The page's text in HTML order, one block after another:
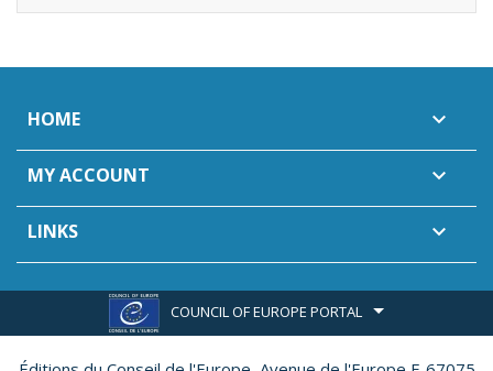
HOME 
MY ACCOUNT 
LINKS 
COUNCIL OF EUROPE PORTAL